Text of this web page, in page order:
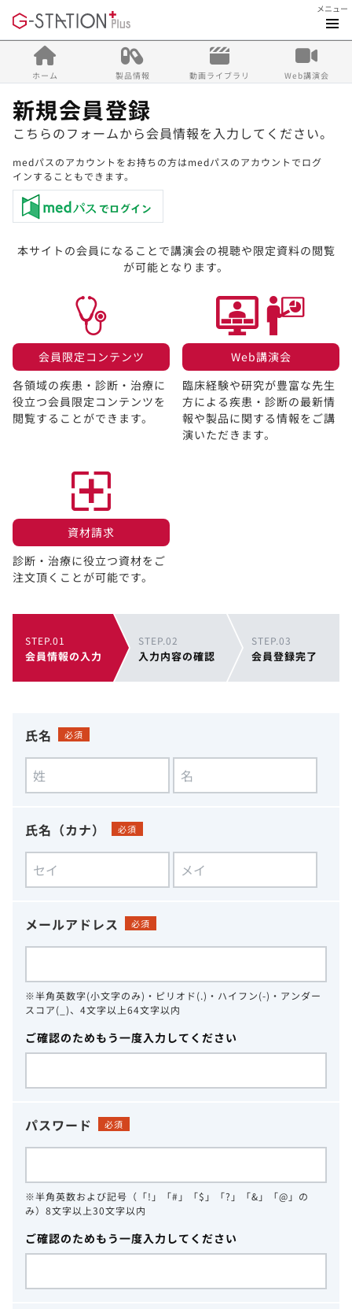
メニュー
ホーム 製品情報 動画ライブラリ Web講演会
新規会員登録
こちらのフォームから会員情報を入力してください。
medパスのアカウントをお持ちの方はmedパスのアカウントでログ
インすることもできます。
本サイトの会員になることで講演会の視聴や限定資料の閲覧
が可能となります。
会員限定コンテンツ​
各領域の疾患・診断・治療に
役立つ会員限定コンテンツを
閲覧することができます。​
Web講演会​
臨床経験や研究が豊富な先生
方による疾患・診断の最新情
報や製品に関する情報をご講
演いただきます。
資材請求​
診断・治療に役立つ資材をご
注文頂くことが可能です。
STEP.01
会員情報の入力
STEP.02
入力内容の確認
STEP.03
会員登録完了
氏名 必須
氏名（カナ） 必須
メールアドレス 必須
※半角英数字(小文字のみ)・ピリオド(.)・ハイフン(-)・アンダー
スコア(_)、4文字以上64文字以内
ご確認のためもう一度入力してください
パスワード 必須
※半角英数および記号（「!」「#」「$」「?」「&」「@」の
み）8文字以上30文字以内
ご確認のためもう一度入力してください